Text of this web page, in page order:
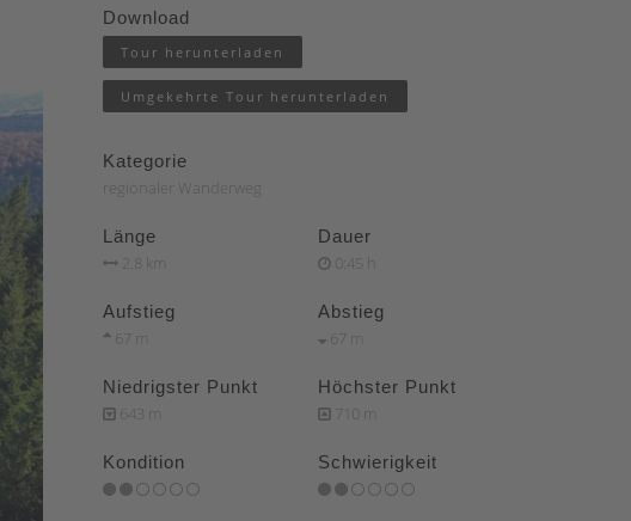
Download
Tour herunterladen
Umgekehrte Tour herunterladen
Kategorie
regionaler Wanderweg
Länge
2.8 km
Dauer
0:45 h
Aufstieg
67 m
Abstieg
67 m
Niedrigster Punkt
643 m
Höchster Punkt
710 m
Kondition Schwierigkeit